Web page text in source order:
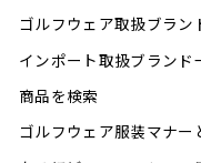
ゴルフウェア取扱ブラン
インポート取扱ブランド
商品を検索
ゴルフウェア服装マナ